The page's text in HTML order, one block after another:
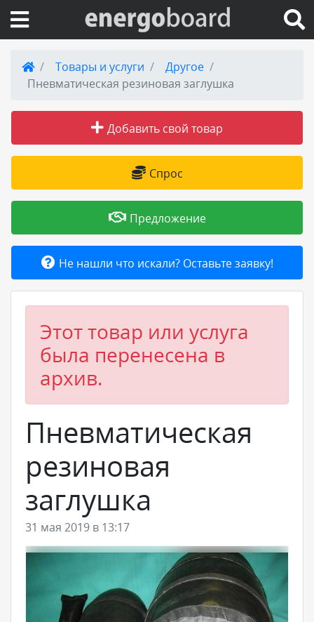
Вход на сайт
Публикации
Товары и услуги
Добавить товар или услугу
Товары и услуги
Другое
Пневматическая резиновая заглушка
Добавить свой товар
Спрос
Предложение
Не нашли что искали? Оставьте заявку!
Этот товар или услуга
была перенесена в
архив.
Пневматическая
резиновая
заглушка
31 мая 2019 в 13:17